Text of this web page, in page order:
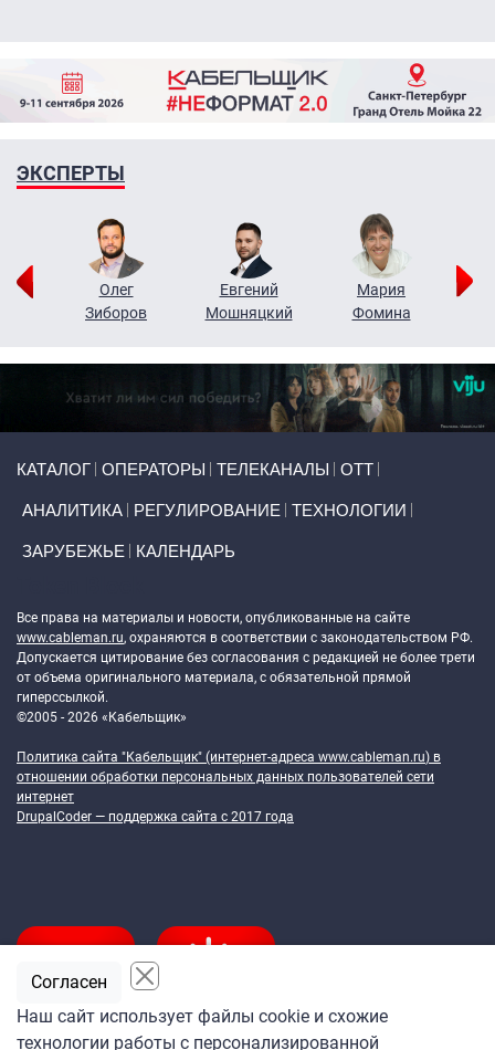
ЭКСПЕРТЫ
Олег
Зиборов
Евгений
Мошняцкий
Мария
Фомина
КАТАЛОГ ОПЕРАТОРЫ ТЕЛЕКАНАЛЫ ОТТ
АНАЛИТИКА РЕГУЛИРОВАНИЕ ТЕХНОЛОГИИ
ЗАРУБЕЖЬЕ КАЛЕНДАРЬ
Все права на материалы и новости, опубликованные на сайте
www.cableman.ru, охраняются в соответствии с законодательством РФ.
Допускается цитирование без согласования с редакцией не более трети
от объема оригинального материала, с обязательной прямой
гиперссылкой.
©2005 - 2026 «Кабельщик»
Политика сайта "Кабельщик" (интернет-адреса www.cableman.ru) в
отношении обработки персональных данных пользователей сети
интернет
DrupalCoder — поддержка сайта c 2017 года
Наш сайт использует файлы cookie и схожие
технологии работы с персонализированной
Согласен